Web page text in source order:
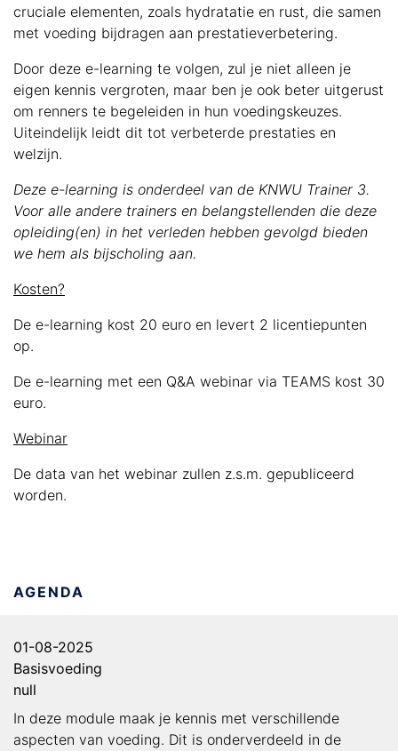
cruciale elementen, zoals hydratatie en rust, die samen
met voeding bijdragen aan prestatieverbetering.
Door deze e-learning te volgen, zul je niet alleen je
eigen kennis vergroten, maar ben je ook beter uitgerust
om renners te begeleiden in hun voedingskeuzes.
Uiteindelijk leidt dit tot verbeterde prestaties en
welzijn.
Deze e-learning is onderdeel van de KNWU Trainer 3.
Voor alle andere trainers en belangstellenden die deze
opleiding(en) in het verleden hebben gevolgd bieden
we hem als bijscholing aan.
Kosten?
De e-learning kost 20 euro en levert 2 licentiepunten
op.
De e-learning met een Q&A webinar via TEAMS kost 30
euro.
Webinar
De data van het webinar zullen z.s.m. gepubliceerd
worden.
AGENDA
01-08-2025
Basisvoeding
null
In deze module maak je kennis met verschillende
aspecten van voeding. Dit is onderverdeeld in de